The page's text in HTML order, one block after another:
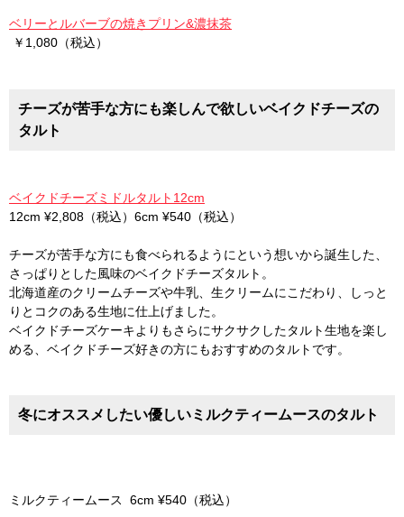
ベリーとルバーブの焼きプリン&濃抹茶
￥1,080（税込）
チーズが苦手な方にも楽しんで欲しいベイクドチーズの
タルト
ベイクドチーズミドルタルト12cm
12cm ¥2,808（税込）6cm ¥540（税込）
チーズが苦手な方にも食べられるようにという想いから誕生した、
さっぱりとした風味のベイクドチーズタルト。
北海道産のクリームチーズや牛乳、生クリームにこだわり、しっと
りとコクのある生地に仕上げました。
ベイクドチーズケーキよりもさらにサクサクしたタルト生地を楽し
める、ベイクドチーズ好きの方にもおすすめのタルトです。
冬にオススメしたい優しいミルクティームースのタルト
ミルクティームース 6cm ¥540（税込）